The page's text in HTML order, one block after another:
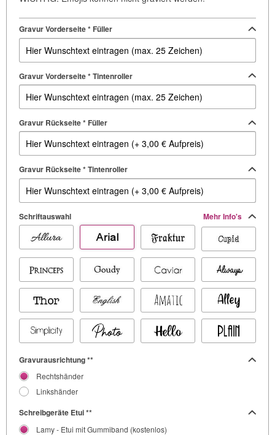
Gravur Vorderseite * Füller
Gravur Vorderseite * Tintenroller
Gravur Rückseite * Füller
Gravur Rückseite * Tintenroller
Schriftauswahl Mehr Info's
Gravurausrichtung **
Rechtshänder
Linkshänder
Schreibgeräte Etui **
Lamy - Etui mit Gummiband (kostenlos)